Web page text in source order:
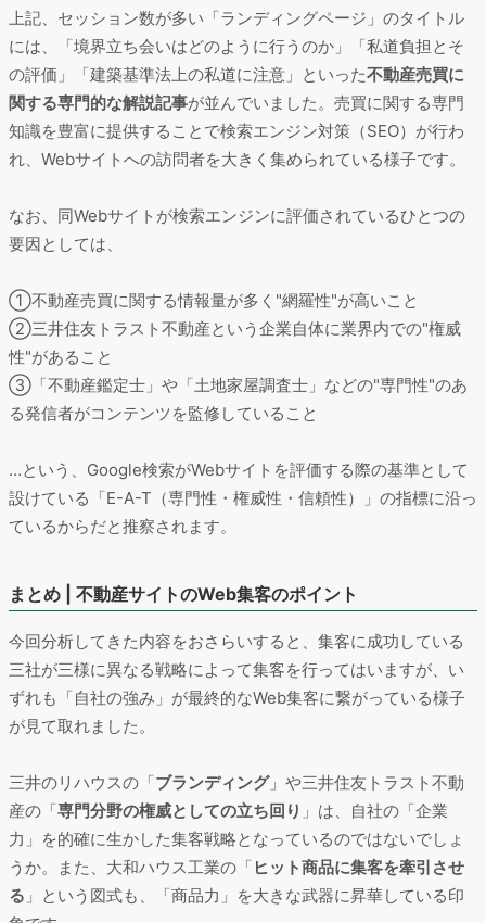
上記、セッション数が多い「ランディングページ」のタイトル
には、「境界立ち会いはどのように行うのか」「私道負担とそ
の評価」「建築基準法上の私道に注意」といった不動産売買に
関する専門的な解説記事が並んでいました。売買に関する専門
知識を豊富に提供することで検索エンジン対策（SEO）が行わ
れ、Webサイトへの訪問者を大きく集められている様子です。
なお、同Webサイトが検索エンジンに評価されているひとつの
要因としては、
①不動産売買に関する情報量が多く"網羅性"が高いこと
②三井住友トラスト不動産という企業自体に業界内での"権威
性"があること
③「不動産鑑定士」や「土地家屋調査士」などの"専門性"のあ
る発信者がコンテンツを監修していること
…という、Google検索がWebサイトを評価する際の基準として
設けている「E-A-T（専門性・権威性・信頼性）」の指標に沿っ
ているからだと推察されます。
まとめ | 不動産サイトのWeb集客のポイント
今回分析してきた内容をおさらいすると、集客に成功している
三社が三様に異なる戦略によって集客を行ってはいますが、い
ずれも「自社の強み」が最終的なWeb集客に繋がっている様子
が見て取れました。
三井のリハウスの「ブランディング」や三井住友トラスト不動
産の「専門分野の権威としての立ち回り 」は、自社の「企業
力」を的確に生かした集客戦略となっているのではないでしょ
うか。また、大和ハウス工業の「 ヒット商品に集客を牽引させ
る 」という図式も、「商品力」を大きな武器に昇華している印